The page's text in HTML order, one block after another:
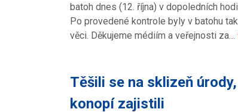
batoh dnes (12. října) v dopoledních
Po provedené kontrole byly v batohu
věci. Děkujeme médiím a veřejnosti za…
Těšili se na sklizeň
konopí zajistili